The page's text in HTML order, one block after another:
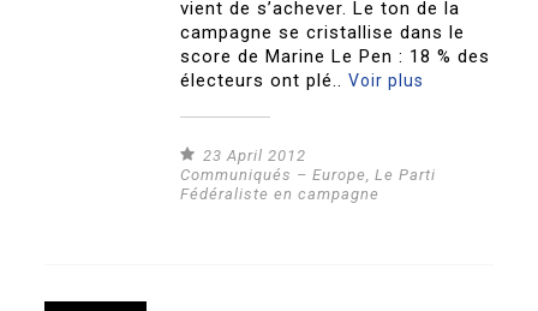
vient de s’achever. Le ton de la
campagne se cristallise dans le
score de Marine Le Pen : 18 % des
électeurs ont plé..Voir plus
23 April 2012
Communiqués – Europe,Le Parti
Fédéraliste en campagne